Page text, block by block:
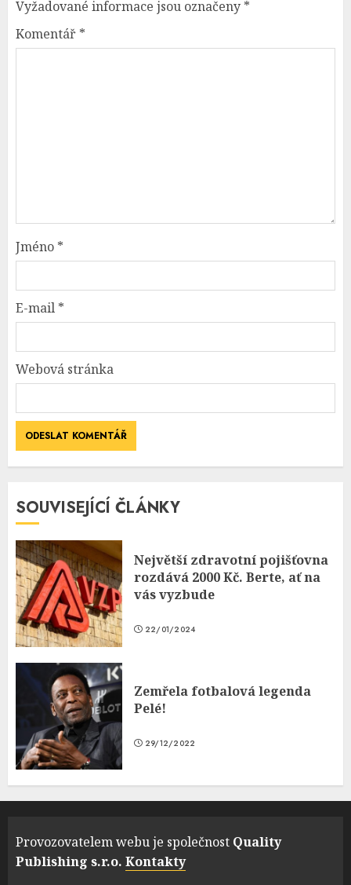
Vyžadované informace jsou označeny *
Komentář *
Jméno *
E-mail *
Webová stránka
SOUVISEJÍCÍ ČLÁNKY
Největší zdravotní pojišťovna
rozdává 2000 Kč. Berte, ať na
vás vyzbude
22/01/2024
Zemřela fotbalová legenda
Pelé!
29/12/2022
Provozovatelem webu je společnost Quality
Publishing s.r.o. Kontakty